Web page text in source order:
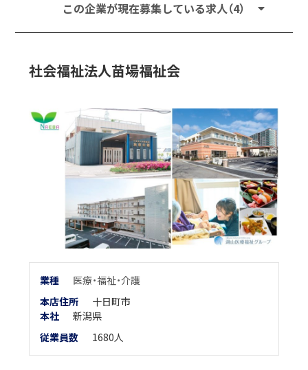
この企業が現在募集している求人（4）
社会福祉法人苗場福祉会
業種
医療・福祉・介護
本店住所
十日町市
本社
新潟県
従業員数
1680人